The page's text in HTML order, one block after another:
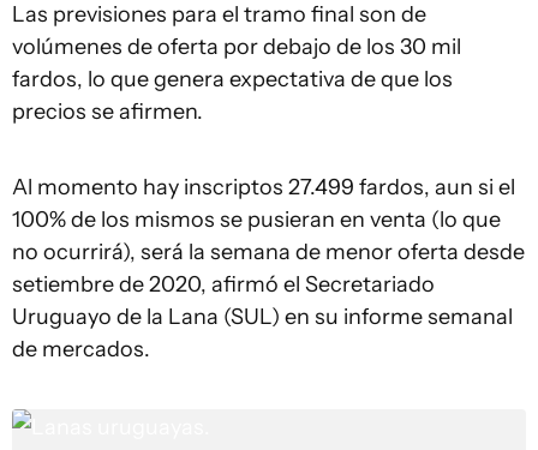
Las previsiones para el tramo final son de
volúmenes de oferta por debajo de los 30 mil
fardos, lo que genera expectativa de que los
precios se afirmen.
Al momento hay inscriptos 27.499 fardos, aun si el
100% de los mismos se pusieran en venta (lo que
no ocurrirá), será la semana de menor oferta desde
setiembre de 2020, afirmó el Secretariado
Uruguayo de la Lana (SUL) en su informe semanal
de mercados.